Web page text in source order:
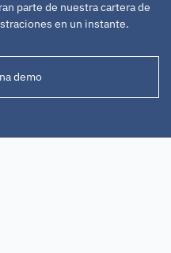
parte de nuestra cartera de
en un instante.
demo